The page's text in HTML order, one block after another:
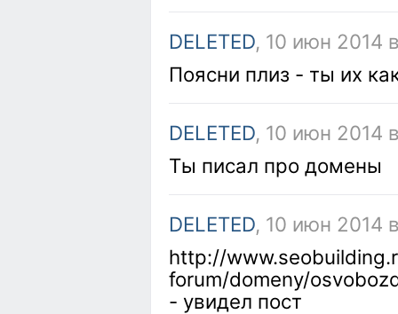
DELETED, 10 июн 2014
Поясни плиз - ты их
DELETED, 10 июн 2014
Ты писал про домены
DELETED, 10 июн 2014
http://
forum/domeny/
- увидел пост